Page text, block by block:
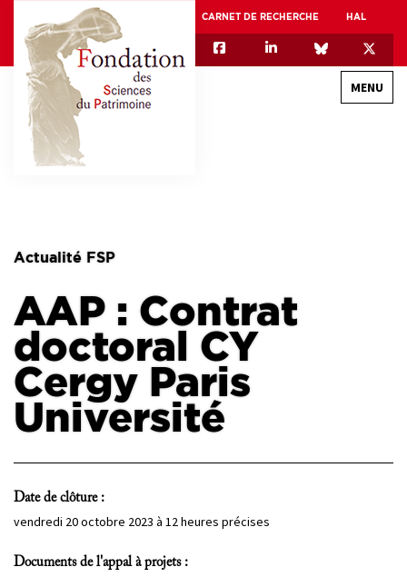
CARNET DE RECHERCHE HAL
MENU
ASSOCIATION DES JEUNES CHERCHEURS EN SCIENCES DU PATRIMOINE – AFJ2CSP
EQUIPEX PATRIMEX
EQUIPEX + ESPADON
Actualité FSP
AAP : Contrat
doctoral CY
Cergy Paris
Université
Date de clôture :
vendredi 20 octobre 2023 à 12 heures précises
Documents de l'appal à projets :